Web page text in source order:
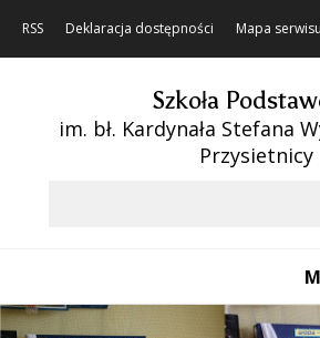
RSS Deklaracja dostępności Mapa serwisu
Szkoła
im. bł. Kardynała Stefana
Przysietnicy